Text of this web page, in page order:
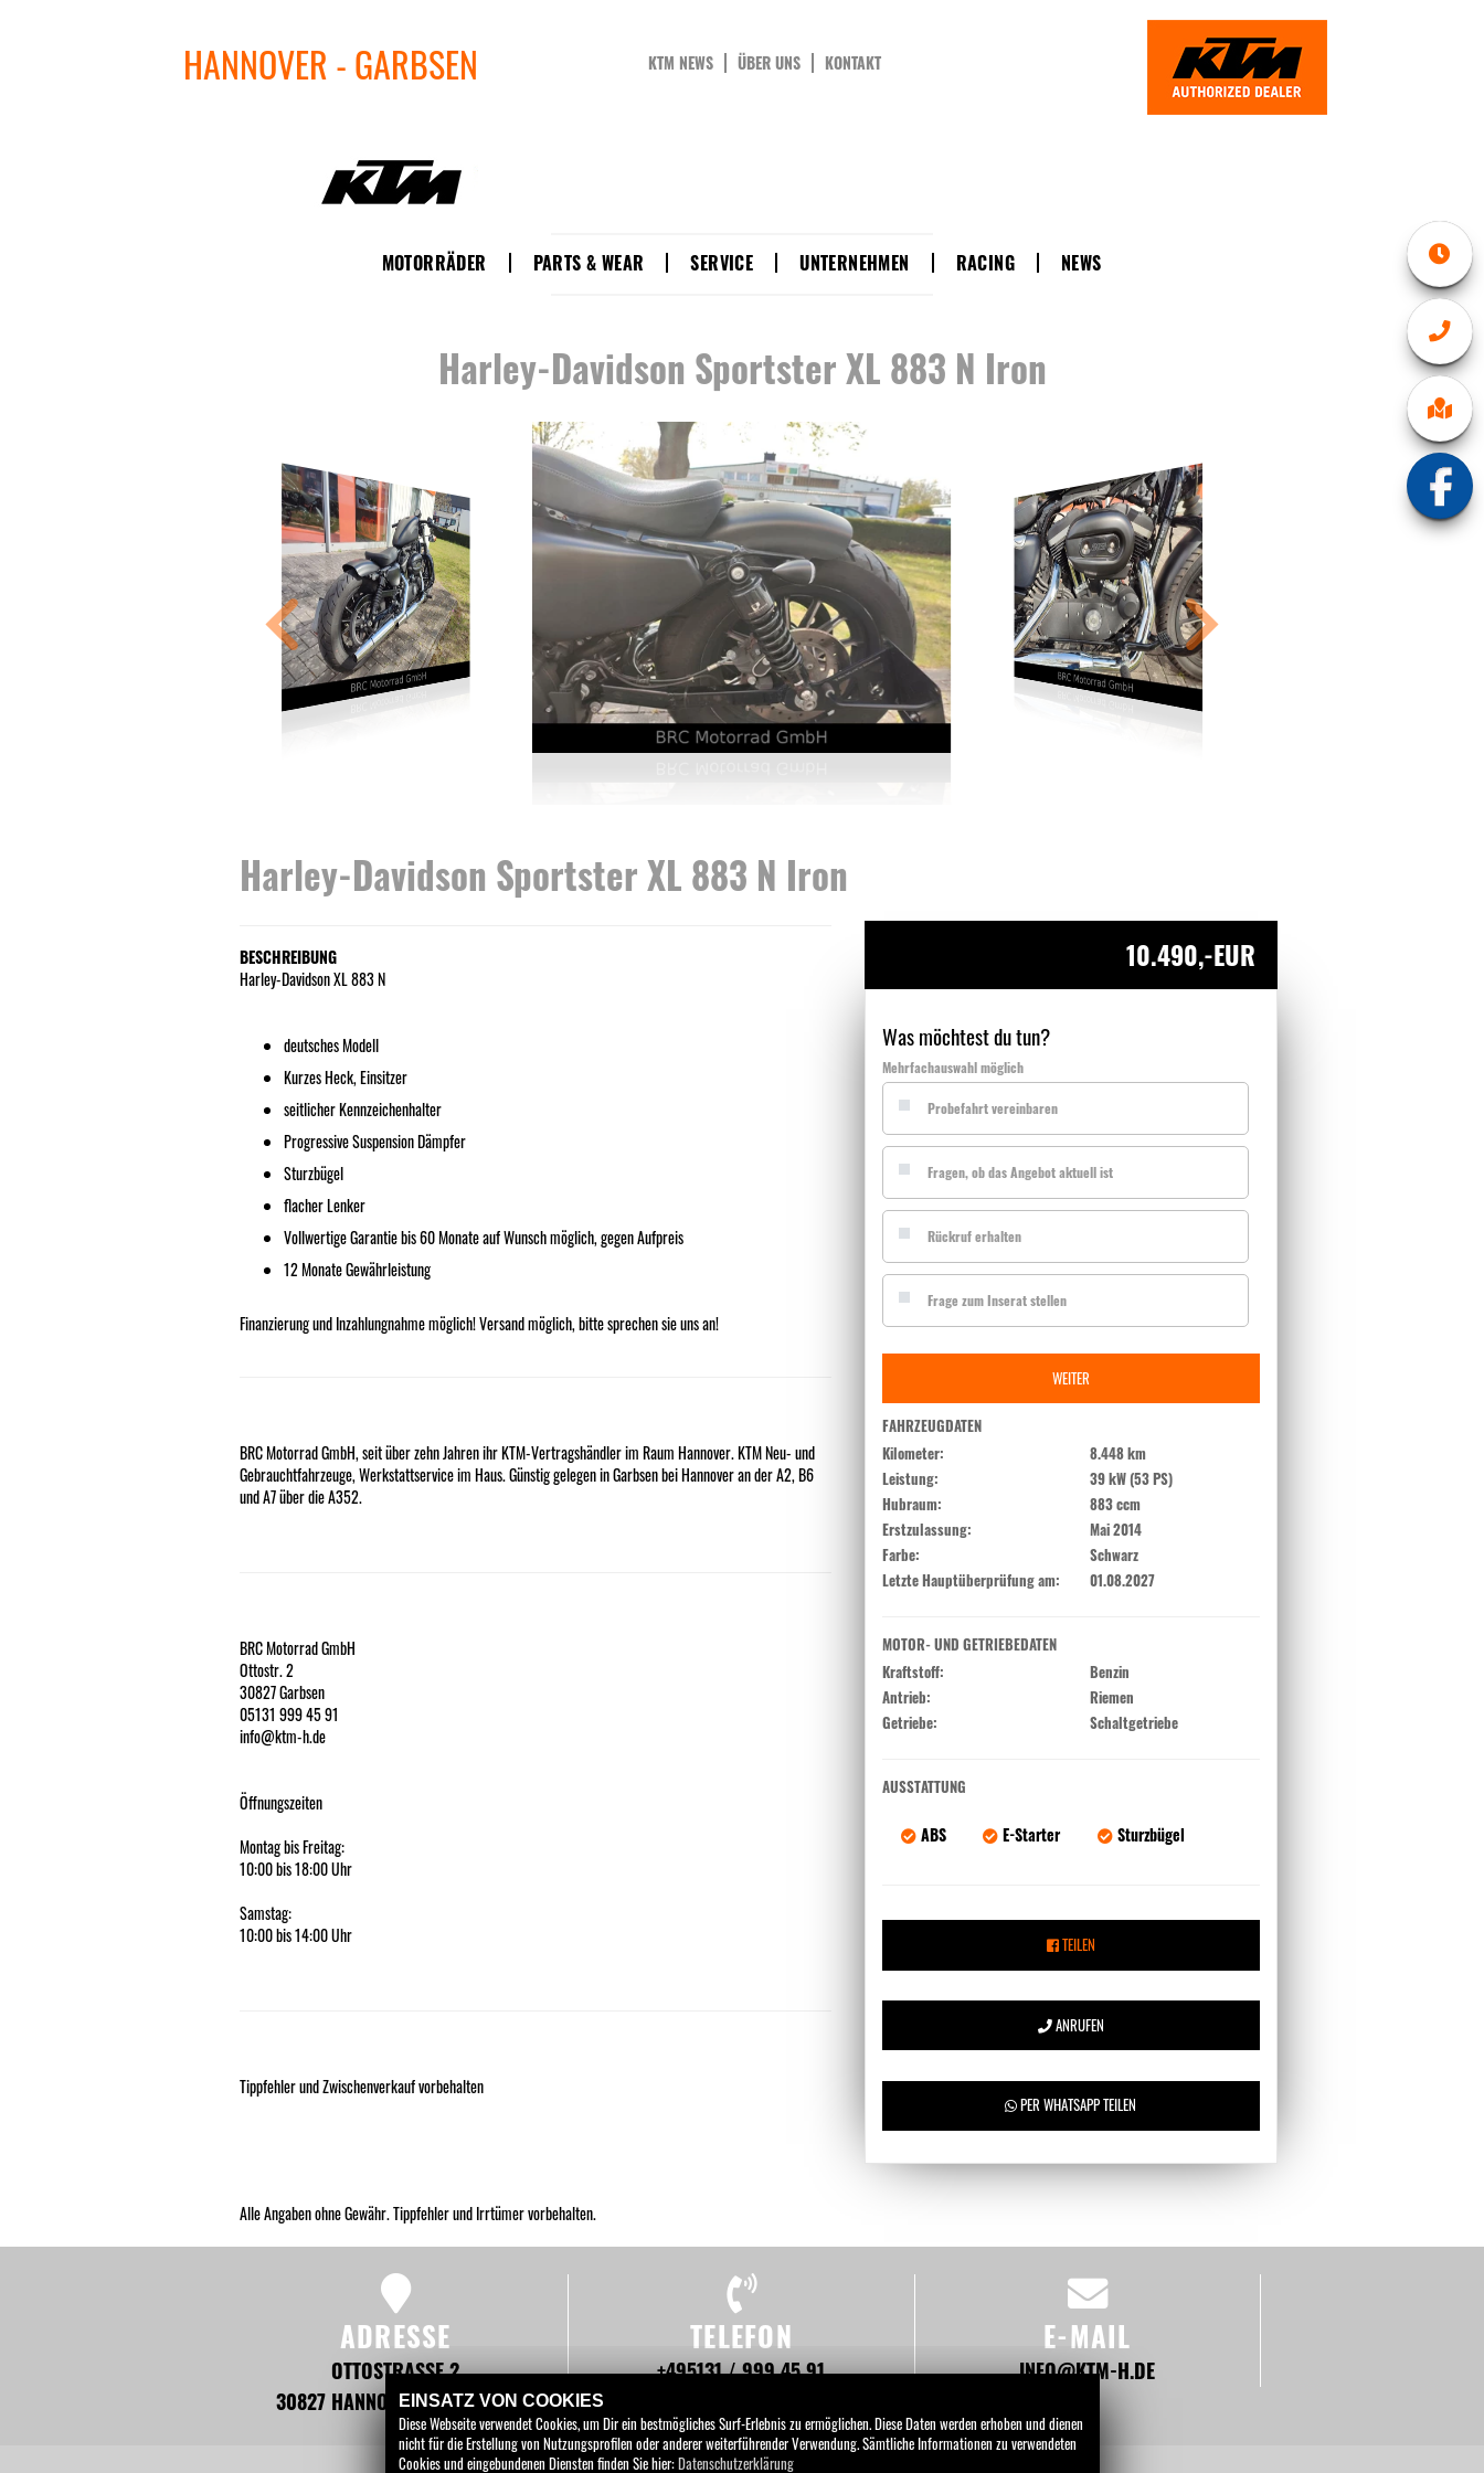
HANNOVER - GARBSEN KTM NEWS ÜBER UNS KONTAKT
MOTORRÄDER PARTS & WEAR SERVICE UNTERNEHMEN RACING NEWS
Harley-Davidson Sportster XL 883 N Iron
Harley-Davidson Sportster XL 883 N Iron
BESCHREIBUNG
Harley-Davidson XL 883 N
deutsches Modell
Kurzes Heck, Einsitzer
seitlicher Kennzeichenhalter
Progressive Suspension Dämpfer
Sturzbügel
flacher Lenker
Vollwertige Garantie bis 60 Monate auf Wunsch möglich, gegen Aufpreis
12 Monate Gewährleistung
Finanzierung und Inzahlungnahme möglich! Versand möglich, bitte sprechen sie uns an!
BRC Motorrad GmbH, seit über zehn Jahren ihr KTM-Vertragshändler im Raum Hannover. KTM Neu- und
Gebrauchtfahrzeuge, Werkstattservice im Haus. Günstig gelegen in Garbsen bei Hannover an der A2, B6
und A7 über die A352.
BRC Motorrad GmbH
Ottostr. 2
30827 Garbsen
05131 999 45 91
info@ktm-h.de
Öffnungszeiten
Montag bis Freitag:
10:00 bis 18:00 Uhr
Samstag:
10:00 bis 14:00 Uhr
Tippfehler und Zwischenverkauf vorbehalten
10.490,-EUR
Was möchtest du tun?
Mehrfachauswahl möglich
Probefahrt vereinbaren
Fragen, ob das Angebot aktuell ist
Rückruf erhalten
Frage zum Inserat stellen
WEITER
FAHRZEUGDATEN
Kilometer:
8.448 km
Leistung:
39 kW (53 PS)
Hubraum:
883 ccm
Erstzulassung:
Mai 2014
Farbe:
Schwarz
Letzte Hauptüberprüfung am:
01.08.2027
MOTOR- UND GETRIEBEDATEN
Kraftstoff:
Benzin
Antrieb:
Riemen
Getriebe:
Schaltgetriebe
AUSSTATTUNG
ABS E-Starter Sturzbügel
TEILEN
ANRUFEN
PER WHATSAPP TEILEN
Alle Angaben ohne Gewähr. Tippfehler und Irrtümer vorbehalten.
ADRESSE
OTTOSTRASSE 2
30827 HANNOVER - GARBSEN
TELEFON
+495131 / 999 45 91
E-MAIL
INFO@KTM-H.DE
EINSATZ VON COOKIES
Diese Webseite verwendet Cookies, um Dir ein bestmögliches Surf-Erlebnis zu ermöglichen. Diese Daten werden erhoben und dienen
nicht für die Erstellung von Nutzungsprofilen oder anderer weiterführender Verwendung. Sämtliche Informationen zu verwendeten
Cookies und eingebundenen Diensten finden Sie hier:Datenschutzerklärung